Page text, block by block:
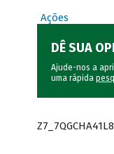
Ações
DÊ SUA
Ajude-nos a
uma rápida